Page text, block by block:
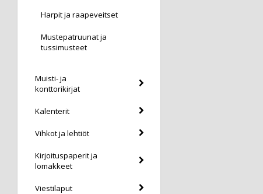
Harpit ja raapeveitset
Mustepatruunat ja
tussimusteet
Muisti- ja
konttorikirjat
Kalenterit
Vihkot ja lehtiöt
Kirjoituspaperit ja
lomakkeet
Viestilaput